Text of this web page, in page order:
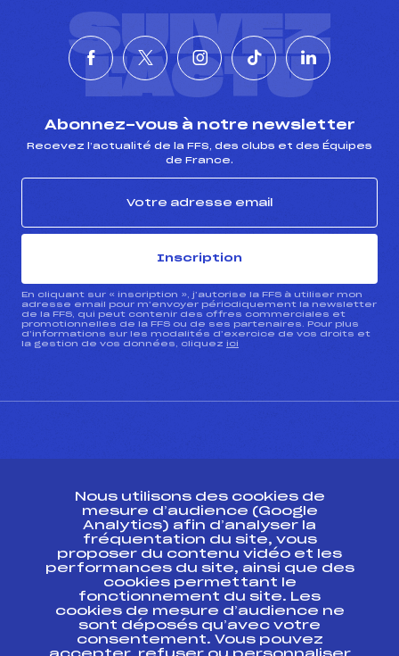
SUIVEZ
L'ACTU
Abonnez-vous à notre newsletter
Recevez l’actualité de la FFS, des clubs et des Équipes
de France.
Inscription
En cliquant sur « inscription », j’autorise la FFS à utiliser mon
adresse email pour m’envoyer périodiquement la newsletter
de la FFS, qui peut contenir des offres commerciales et
promotionnelles de la FFS ou de ses partenaires. Pour plus
d’informations sur les modalités d’exercice de vos droits et
la gestion de vos données, cliquez ici
Ressources
Pass’Neige
Projet sportif fédéral
Projet de performance fédéral
Antidopage
Pôle Développement, Formation, Suivi
Nous utilisons des cookies de
mesure d’audience (Google
Analytics) afin d’analyser la
fréquentation du site, vous
proposer du contenu vidéo et les
performances du site, ainsi que des
cookies permettant le
fonctionnement du site. Les
cookies de mesure d’audience ne
sont déposés qu’avec votre
consentement. Vous pouvez